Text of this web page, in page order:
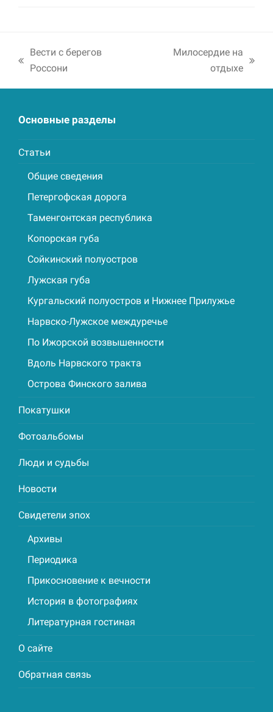
previous
Вести с берегов
Россони
Милосердие на
отдыхе
Основные разделы
Статьи
Общие сведения
Петергофская дорога
Таменгонтская республика
Копорская губа
Сойкинский полуостров
Лужская губа
Кургальский полуостров и Нижнее Прилужье
Нарвско-Лужское междуречье
По Ижорской возвышенности
Вдоль Нарвского тракта
Острова Финского залива
Покатушки
Фотоальбомы
Люди и судьбы
Новости
Свидетели эпох
Архивы
Периодика
Прикосновение к вечности
История в фотографиях
Литературная гостиная
О сайте
Обратная связь